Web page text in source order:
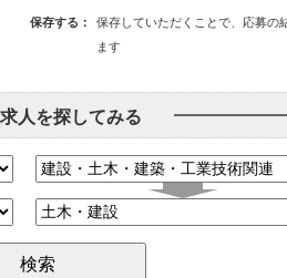
保存する： 保存していただくことで、応募の
ます
人を探してみる